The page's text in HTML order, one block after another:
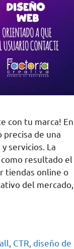
con tu marca! En
de una
servicios. La
resultado el
tiendas online o
del mercado,
, CTR,diseño de